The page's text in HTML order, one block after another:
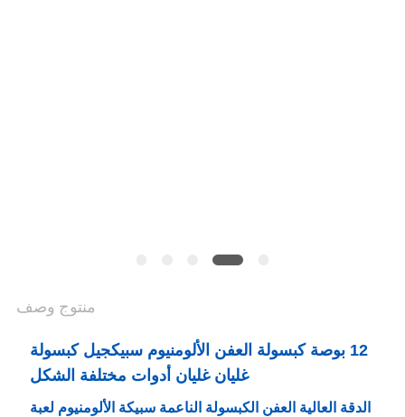
منتوج وصف
12 بوصة كبسولة العفن الألومنيوم سبيكجيل كبسولة
غليان غليان أدوات مختلفة الشكل
الدقة العالية العفن الكبسولة الناعمة سبيكة الألومنيوم لعبة